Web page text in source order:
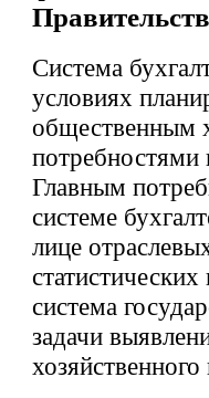
Система
условиях
общественным
потребностями
Главным
системе
лице
система
задачи